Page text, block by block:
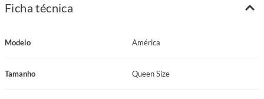
proteger a parede contra manchas e desgastes, ela valoriza o ambiente e
O tecido corino é uma excelente escolha para quem busca sofisticação e
elegante e moderno ao móvel, sendo resistente à abrasão e muito fácil de
Ficha técnica
Modelo América
Tamanho Queen Size